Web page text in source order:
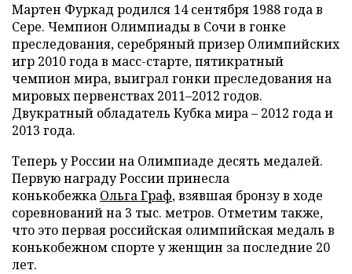
Мартен Фуркад родился 14 сентября 1988 года в
Сере. Чемпион Олимпиады в Сочи в гонке
преследования, серебряный призер Олимпийских
игр 2010 года в масс-старте, пятикратный
чемпион мира, выиграл гонки преследования на
мировых первенствах 2011–2012 годов.
Двукратный обладатель Кубка мира – 2012 года и
2013 года.
Теперь у России на Олимпиаде десять медалей.
Первую награду России принесла
конькобежка Ольга Граф, взявшая бронзу в ходе
соревнований на 3 тыс. метров. Отметим также,
что это первая российская олимпийская медаль в
конькобежном спорте у женщин за последние 20
лет.